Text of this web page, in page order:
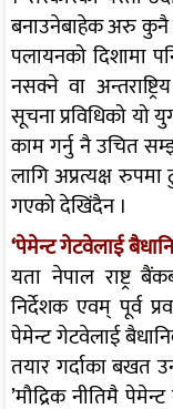
बनाउनेबाहेक अरु कुनै
पलायनको दिशामा
नसक्ने वा
सूचना प्रविधिको यो
काम गर्नु नै उचित
लागि अप्रत्यक्ष
गएको देखिंदैन ।
‘पेमेन्ट गेटवेलाई
यता नेपाल राष्ट्र
निर्देशक एवम् पूर्व
पेमेन्ट गेटवेलाई
तयार गर्दाका बखत
’मौद्रिक नीतिमै